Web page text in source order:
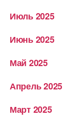
Июль 2025
Июнь 2025
Май 2025
Апрель 2025
Март 2025